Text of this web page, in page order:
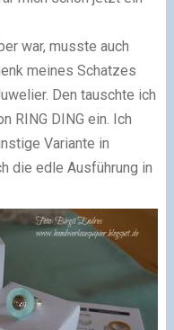
war, musste auch
meines Schatzes
Den tauschte ich
RING DING ein. Ich
Variante in
die edle Ausführung in